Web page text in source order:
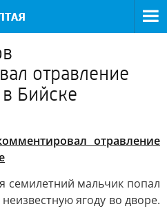
отравление
Бийске
отравление
семилетний мальчик попал
ягоду во дворе.